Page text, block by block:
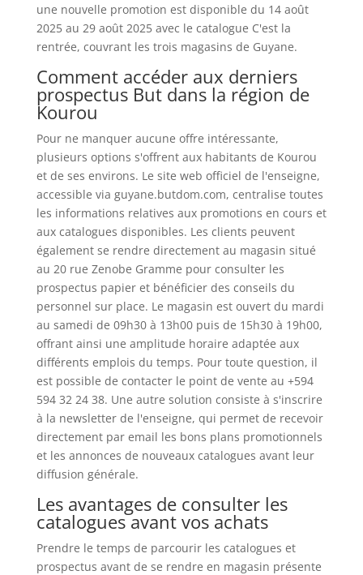
une nouvelle promotion est disponible du 14 août
2025 au 29 août 2025 avec le catalogue C'est la
rentrée, couvrant les trois magasins de Guyane.
Comment accéder aux derniers
prospectus But dans la région de
Kourou
Pour ne manquer aucune offre intéressante,
plusieurs options s'offrent aux habitants de Kourou
et de ses environs. Le site web officiel de l'enseigne,
accessible via guyane.butdom.com, centralise toutes
les informations relatives aux promotions en cours et
aux catalogues disponibles. Les clients peuvent
également se rendre directement au magasin situé
au 20 rue Zenobe Gramme pour consulter les
prospectus papier et bénéficier des conseils du
personnel sur place. Le magasin est ouvert du mardi
au samedi de 09h30 à 13h00 puis de 15h30 à 19h00,
offrant ainsi une amplitude horaire adaptée aux
différents emplois du temps. Pour toute question, il
est possible de contacter le point de vente au +594
594 32 24 38. Une autre solution consiste à s'inscrire
à la newsletter de l'enseigne, qui permet de recevoir
directement par email les bons plans promotionnels
et les annonces de nouveaux catalogues avant leur
diffusion générale.
Les avantages de consulter les
catalogues avant vos achats
Prendre le temps de parcourir les catalogues et
prospectus avant de se rendre en magasin présente